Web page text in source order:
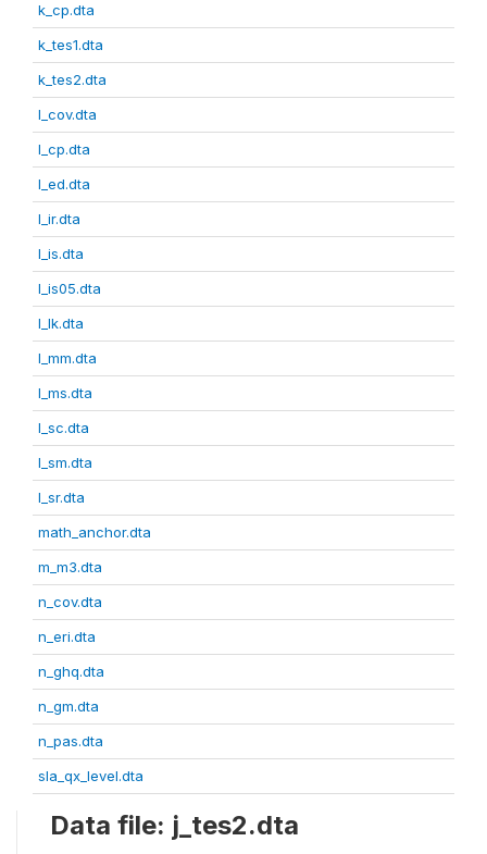
k_cp.dta
k_tes1.dta
k_tes2.dta
l_cov.dta
l_cp.dta
l_ed.dta
l_ir.dta
l_is.dta
l_is05.dta
l_lk.dta
l_mm.dta
l_ms.dta
l_sc.dta
l_sm.dta
l_sr.dta
math_anchor.dta
m_m3.dta
n_cov.dta
n_eri.dta
n_ghq.dta
n_gm.dta
n_pas.dta
sla_qx_level.dta
Data file: j_tes2.dta